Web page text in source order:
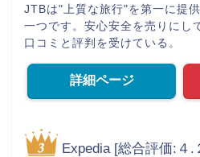
JTBは"上質な旅行"を第一に提
一つです。安心安全を売りにし
口コミと評判を受けている。
詳細ページ
Expedia [総合評価:４.